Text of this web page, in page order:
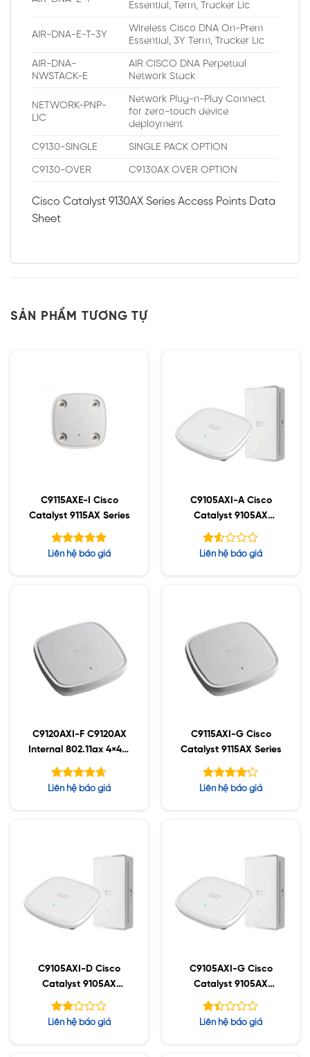
Essential, Term, Tracker Lic
AIR-DNA-E-T-3Y
Wireless Cisco DNA On-Prem
Essential, 3Y Term, Tracker Lic
AIR-DNA-
NWSTACK-E
AIR CISCO DNA Perpetual
Network Stack
NETWORK-PNP-
LIC
Network Plug-n-Play Connect
for zero-touch device
deployment
C9130-SINGLE SINGLE PACK OPTION
C9130-OVER C9130AX OVER OPTION
Cisco Catalyst 9130AX Series Access Points Data
Sheet
SẢN PHẨM TƯƠNG TỰ
C9115AXE-I Cisco
Catalyst 9115AX Series
Được xếp
Liên hệ báo giá
C9105AXI-A Cisco
Catalyst 9105AX
Series
Được
Liên hệ báo giá
C9120AXI-F C9120AX
Internal 802.11ax 4×4:4
MIMO;IOT;BT5;mGig;U
SB;RHL
Được xếp
Liên hệ báo giá
C9115AXI-G Cisco
Catalyst 9115AX Series
Được xếp
Liên hệ báo giá
C9105AXI-D Cisco
Catalyst 9105AX
Series
Được
Liên hệ báo giá
C9105AXI-G Cisco
Catalyst 9105AX
Series
Được
Liên hệ báo giá